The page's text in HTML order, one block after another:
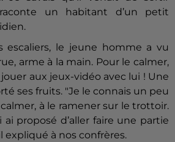
raconte un habitant d’un petit
escaliers, le jeune homme a vu
arme à la main. Pour le calmer,
aux jeux-vidéo avec lui ! Une
ses fruits. "Je le connais un peu
calmer, à le ramener sur le trottoir.
ai proposé d’aller faire une partie
expliqué à nos confrères.